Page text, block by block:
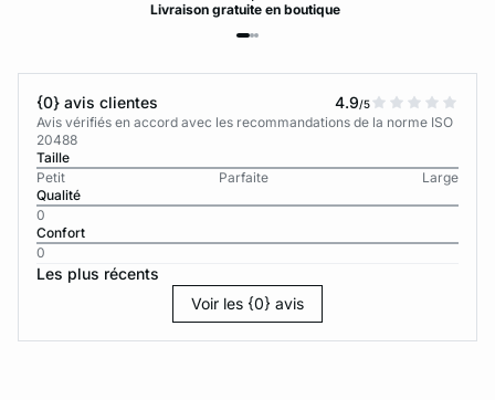
Livraisongratuiteen boutique
{0} avis clientes 4.9/5
Avis vérifiés en accord avec les recommandations de la norme ISO
20488
Taille
Petit
Parfaite
Large
Qualité
0
Confort
0
Les plus récents
Voir les {0} avis